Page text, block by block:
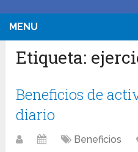
MENU
Etiqueta:
Beneficios de
diario
Beneficios